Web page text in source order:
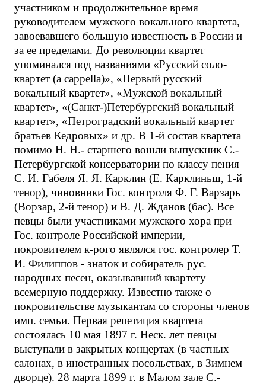
участником и продолжительное время
руководителем мужского вокального квартета,
завоевавшего большую известность в России и
за ее пределами. До революции квартет
упоминался под названиями «Русский соло-
квартет (a cappella)», «Первый русский
вокальный квартет», «Мужской вокальный
квартет», «(Санкт-)Петербургский вокальный
квартет», «Петроградский вокальный квартет
братьев Кедровых» и др. В 1-й состав квартета
помимо Н. Н.- старшего вошли выпускник С.-
Петербургской консерватории по классу пения
С. И. Габеля Я. Я. Карклин (Е. Карклиньш, 1-й
тенор), чиновники Гос. контроля Ф. Г. Варзарь
(Ворзар, 2-й тенор) и В. Д. Жданов (бас). Все
певцы были участниками мужского хора при
Гос. контроле Российской империи,
покровителем к-рого являлся гос. контролер Т.
И. Филиппов - знаток и собиратель рус.
народных песен, оказывавший квартету
всемерную поддержку. Известно также о
покровительстве музыкантам со стороны членов
имп. семьи. Первая репетиция квартета
состоялась 10 мая 1897 г. Неск. лет певцы
выступали в закрытых концертах (в частных
салонах, в иностранных посольствах, в Зимнем
дворце). 28 марта 1899 г. в Малом зале С.-